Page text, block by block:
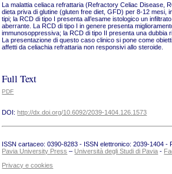
La malattia celiaca refrattaria (Refractory Celiac Disease,
dieta priva di glutine (gluten free diet, GFD) per 8-12 mesi,
tipi; la RCD di tipo I presenta all’esame istologico un
aberrante. La RCD di tipo I in genere presenta
immunosoppressiva; la RCD di tipo II presenta una dubbia
La presentazione di questo caso clinico si pone come
affetti da celiachia refrattaria non responsivi allo steroide.
Full Text
PDF
DOI:http://dx.doi.org/10.6092/2039-1404.126.1573
ISSN cartaceo: 0390-8283 - ISSN elettronico: 2039-1404
Pavia University Press – Università degli Studi di Pavia -
Privacy e cookies